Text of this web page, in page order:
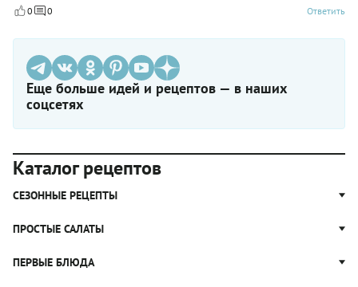
0 0 Ответить
Еще больше идей и рецептов — в наших
соцсетях
Каталог рецептов
СЕЗОННЫЕ РЕЦЕПТЫ
Рецепты из капусты
Рецепты с грибами
ПРОСТЫЕ САЛАТЫ
Простые салаты
ПЕРВЫЕ БЛЮДА